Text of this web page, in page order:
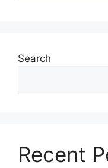
Search
Recent